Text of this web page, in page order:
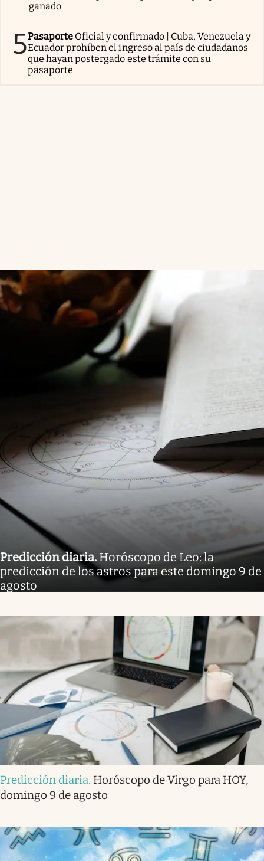
ganado
5Pasaporte Oficial y confirmado | Cuba, Venezuela y
Ecuador prohíben el ingreso al país de ciudadanos
que hayan postergado este trámite con su
pasaporte
Predicción diaria. Horóscopo de Leo: la
predicción de los astros para este domingo 9 de
agosto
Predicción diaria. Horóscopo de Virgo para HOY,
domingo 9 de agosto